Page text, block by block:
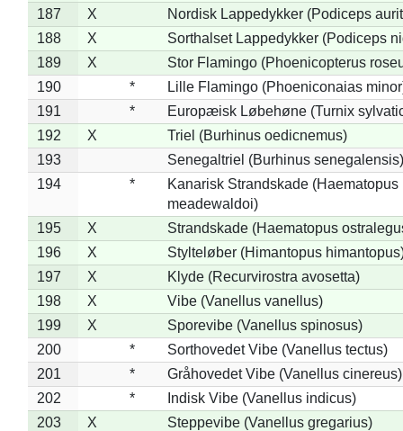
187
X
Nordisk Lappedykker (Podiceps
188
X
Sorthalset Lappedykker (Podiceps
189
X
Stor Flamingo (Phoenicopterus
190
*
Lille Flamingo (Phoeniconaias
191
*
Europæisk Løbehøne (Turnix
192
X
Triel (Burhinus oedicnemus)
193
Senegaltriel (Burhinus senegalensis)
194
*
Kanarisk Strandskade (Haematopus
meadewaldoi)
195
X
Strandskade (Haematopus
196
X
Stylteløber (Himantopus
197
X
Klyde (Recurvirostra avosetta)
198
X
Vibe (Vanellus vanellus)
199
X
Sporevibe (Vanellus spinosus)
200
*
Sorthovedet Vibe (Vanellus tectus)
201
*
Gråhovedet Vibe (Vanellus cinereus)
202
*
Indisk Vibe (Vanellus indicus)
203
X
Steppevibe (Vanellus gregarius)